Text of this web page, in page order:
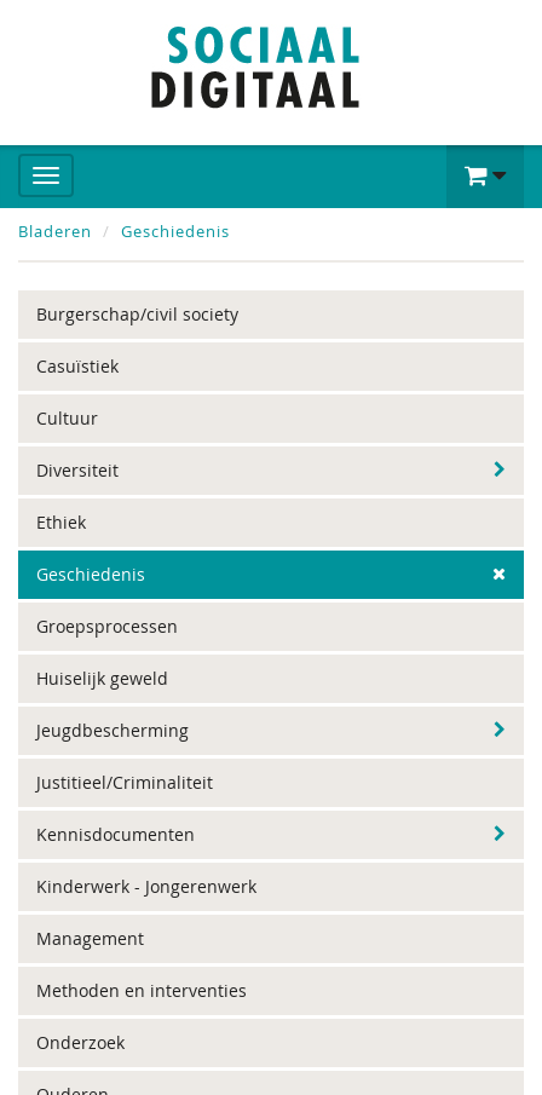
Bladeren Geschiedenis
Burgerschap/civil society
Casuïstiek
Cultuur
Diversiteit
Ethiek
Geschiedenis
Groepsprocessen
Huiselijk geweld
Jeugdbescherming
Justitieel/Criminaliteit
Kennisdocumenten
Kinderwerk - Jongerenwerk
Management
Methoden en interventies
Onderzoek